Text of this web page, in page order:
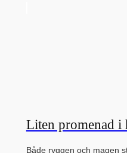
Liten promenad i
Både ryggen och magen